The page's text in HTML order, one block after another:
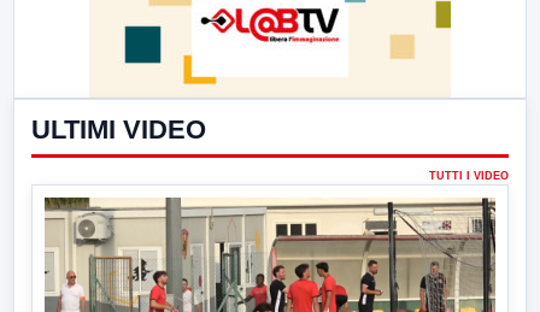
ULTIMI VIDEO
TUTTI I VIDEO